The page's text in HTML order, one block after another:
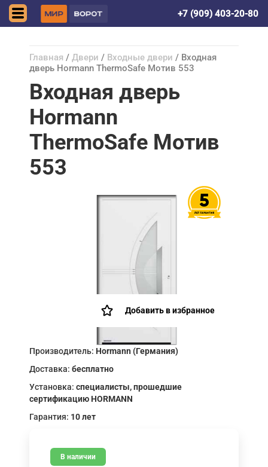
+7 (909) 403-20-80
Главная / Двери / Входные двери / Входная
дверь Hormann ThermoSafe Мотив 553
Входная дверь
Hormann
ThermoSafe Мотив
553
Добавить в избранное
Производитель: Hormann (Германия)
Доставка: бесплатно
Установка: специалисты, прошедшие
сертификацию HORMANN
Гарантия: 10 лет
В наличии